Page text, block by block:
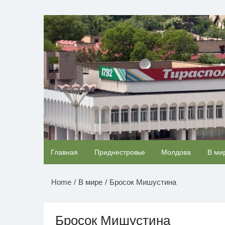
содержимомуНОВОСТИ
Главная Приднестровье Молдова В
Home В мире Бросок Мишустина
Бросок Мишустина
Скрытая камера на пляже Крыма: Что люди
вытворяют, когда их не видят...